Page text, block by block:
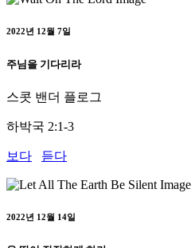
2022년 12월 7일
주님을 기다리라
스콧 밴더 플로그
하박국 2:1-3
보다 듣다
2022년 12월 14일